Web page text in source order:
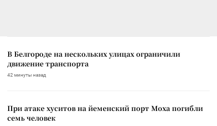
В Белгороде на нескольких улицах ограничили
движение транспорта
42 минуты назад
При атаке хуситов на йеменский порт Моха погибли
семь человек